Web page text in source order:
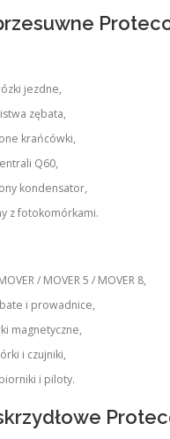
jezdne,
zębata,
krańcówki,
Q60,
kondensator,
z fotokomórkami.
/ MOVER 5 / MOVER 8,
i prowadnice,
magnetyczne,
i czujniki,
i piloty.